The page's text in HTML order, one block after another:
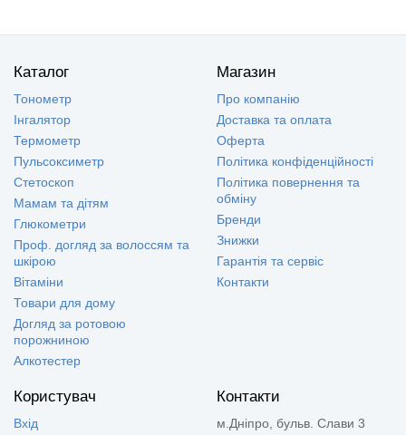
Каталог
Тонометр
Інгалятор
Термометр
Пульсоксиметр
Стетоскоп
Мамам та дітям
Глюкометри
Проф. догляд за волоссям та
шкірою
Вітаміни
Товари для дому
Догляд за ротовою
порожниною
Алкотестер
Магазин
Про компанію
Доставка та оплата
Оферта
Політика конфіденційності
Політика повернення та
обміну
Бренди
Знижки
Гарантія та сервіс
Контакти
Користувач
Вхід
Контакти
м.Дніпро, бульв. Слави 3